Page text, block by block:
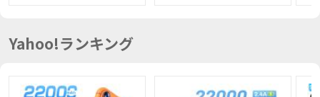
Yahoo!ランキング